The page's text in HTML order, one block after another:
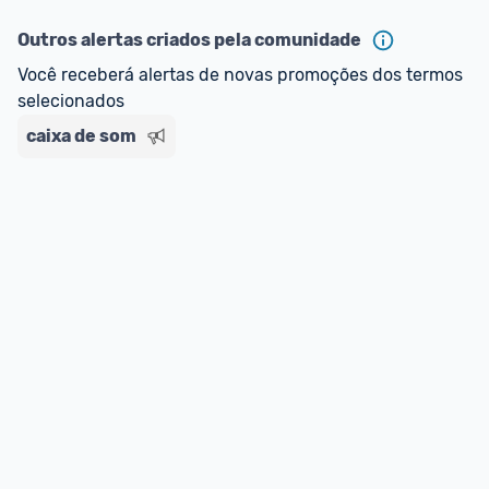
Outros alertas criados pela comunidade
Você receberá alertas de novas promoções dos termos
selecionados
caixa de som